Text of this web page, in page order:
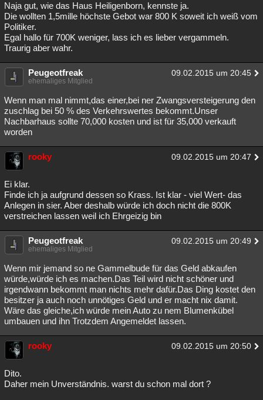
Naja gut, wie das Haus Heiligenborn, kennste ja.
Die wollten 1,5mille höchste Gebot war 800 K soweit ich weiß vom
Politiker.
Egal hallo für 700K weniger, lass ich es lieber vergammeln.
Traurig aber wahr.
Peugeotfreak 09.02.2015 um 20:45
ehemaliges Mitglied
Wenn man mal nimmt,das einer,bei ner Zwangsversteigerung den
zuschlag bei 50 % des Verkehrswertes bekommt.Unser
Nachbarhaus sollte 70,000 kosten und ist für 35,000 verkauft
worden
rooky 09.02.2015 um 20:47
Ei klar.
Finde ich ja aufgrund dessen so Krass. Ist klar - viel Wert- das
Anlegen in sier. Aber deshalb würde ich doch nicht die 800K
verstreichen lassen weil ich Ehrgeizig bin
Peugeotfreak 09.02.2015 um 20:49
ehemaliges Mitglied
Wenn mir jemand so ne Gammelbude für das Geld abkaufen
würde,würde ich es machen.Das Teil wird nicht schöner und
irgendwann bekommt man nichts mehr dafür.Das Ding kostet den
besitzer ja auch noch unnötiges Geld und er macht nix damit.
Wäre das gleiche,ich würde mein Auto zu nem Blumenkübel
umbauen und ihn Trotzdem Angemeldet lassen.
rooky 09.02.2015 um 20:50
Dito.
Daher mein Unverständnis. warst du schon mal dort ?